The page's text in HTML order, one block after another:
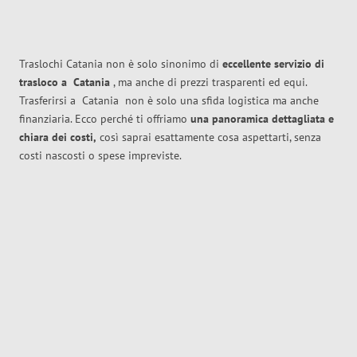
Traslochi Catania non è solo sinonimo di eccellente servizio di
trasloco a Catania , ma anche di prezzi trasparenti ed equi.
Trasferirsi a Catania non è solo una sfida logistica ma anche
finanziaria. Ecco perché ti offriamo una panoramica dettagliata e
chiara dei costi, così saprai esattamente cosa aspettarti, senza
costi nascosti o spese impreviste.